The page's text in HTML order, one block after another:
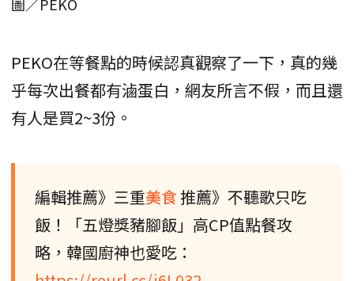
圖／PEKO
PEKO在等餐點的時候認真觀察了一下，真的幾
乎每次出餐都有滷蛋白，網友所言不假，而且還
有人是買2~3份。
編輯推薦》三重美食推薦》不聽歌只吃
飯！「五燈獎豬腳飯」高CP值點餐攻
略，韓國廚神也愛吃：